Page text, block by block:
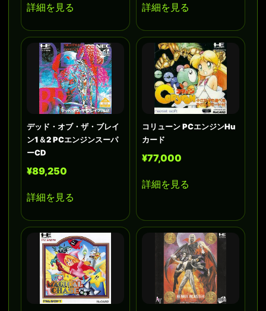
詳細を見る 詳細を見る
デッド・オブ・ザ・ブレイ
ン1＆2 PCエンジンスーパ
ーCD
¥89,250
詳細を見る
コリューン PCエンジンHu
カード
¥77,000
詳細を見る